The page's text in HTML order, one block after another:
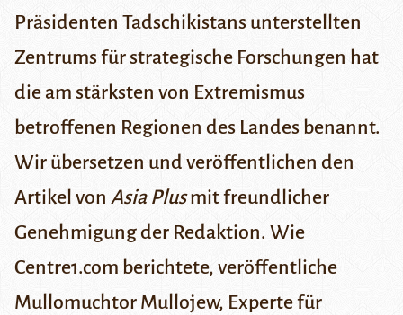
Präsidenten Tadschikistans unterstellten
Zentrums für strategische Forschungen hat
die am stärksten von Extremismus
betroffenen Regionen des Landes benannt.
Wir übersetzen und veröffentlichen den
Artikel von Asia Plusmit freundlicher
Genehmigung der Redaktion. Wie
Centre1.com berichtete, veröffentliche
Mullomuchtor Mullojew, Experte für